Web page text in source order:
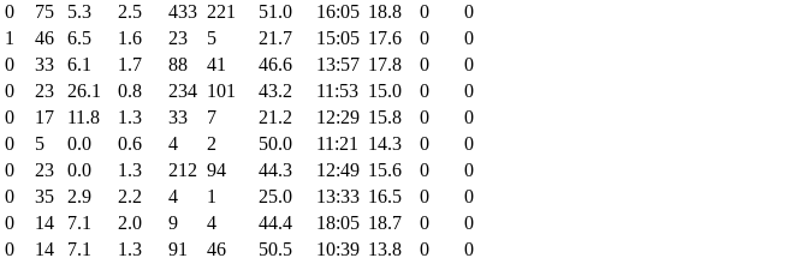
0 75 5.3 2.5 433 221 51.0 16:05 18.8 0
0
1 46 6.5 1.6 23 5 21.7 15:05 17.6 0
0
0 33 6.1 1.7 88 41 46.6 13:57 17.8 0
0
0 23 26.1 0.8 234 101 43.2 11:53 15.0 0
0
0 17 11.8 1.3 33 7 21.2 12:29 15.8 0
0
0 5 0.0 0.6 4 2 50.0 11:21 14.3 0
0
0 23 0.0 1.3 212 94 44.3 12:49 15.6 0
0
0 35 2.9 2.2 4 1 25.0 13:33 16.5 0
0
0 14 7.1 2.0 9 4 44.4 18:05 18.7 0
0
0 14 7.1 1.3 91 46 50.5 10:39 13.8 0
0